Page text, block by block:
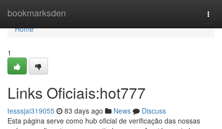
bookmarksden
Home
Home
1
Links Oficiais:hot777
tesssjai319055 83 days ago News
Discuss
Esta página serve como hub oficial de verificação das nossas